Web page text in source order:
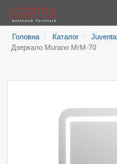
Головна Каталог Juventa
Дзеркало Murano MrM-70